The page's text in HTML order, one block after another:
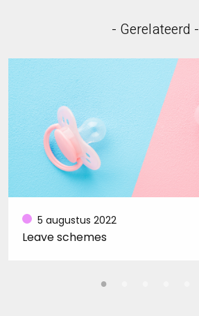
- Gerelateerd -
5 augustus 2022
Leave schemes